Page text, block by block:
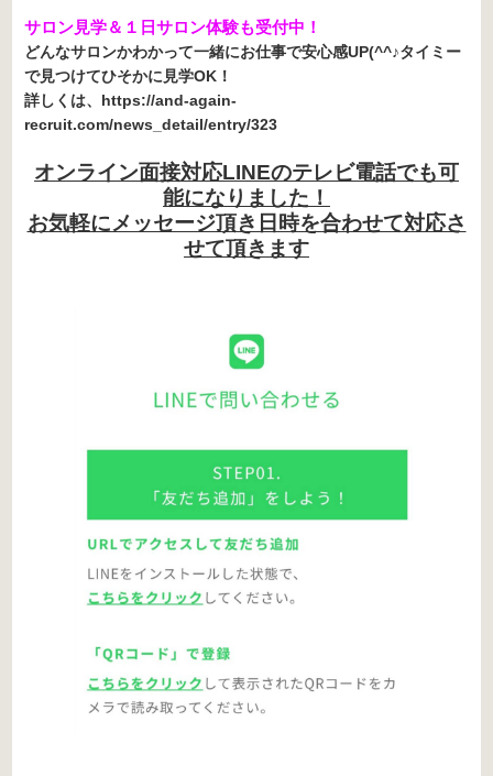
サロン見学＆１日サロン体験も受付中！
どんなサロンかわかって一緒にお仕事で安心感UP(^^♪タイミー
で見つけてひそかに見学OK！
詳しくは、https://and-again-
recruit.com/news_detail/entry/323
オンライン面接対応LINEのテレビ電話でも可
能になりました！
お気軽にメッセージ頂き日時を合わせて対応さ
せて頂きます